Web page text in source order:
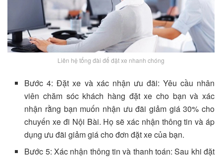
Liên hệ tổng đài để đặt xe nhanh chóng
Bước 4: Đặt xe và xác nhận ưu đãi: Yêu cầu nhân
viên chăm sóc khách hàng đặt xe cho bạn và xác
nhận rằng bạn muốn nhận ưu đãi giảm giá 30% cho
chuyến xe đi Nội Bài. Họ sẽ xác nhận thông tin và áp
dụng ưu đãi giảm giá cho đơn đặt xe của bạn.
Bước 5: Xác nhận thông tin và thanh toán: Sau khi đặt